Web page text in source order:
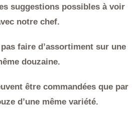
suggestions possibles à voir
notre chef.
faire d’assortiment sur une
douzaine.
être commandées que par
d’une même variété.